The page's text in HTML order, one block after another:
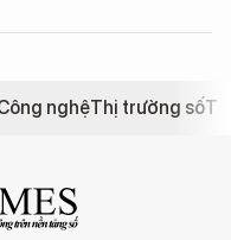
nghệThị trường số